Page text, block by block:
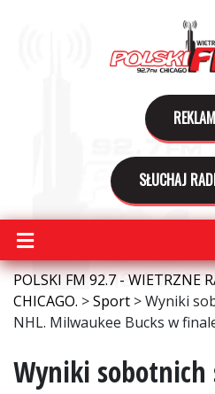
SŁUCHAJ
POLSKI FM 92.7 - WIETRZNE
CHICAGO. >Sport >Wyniki
NHL. Milwaukee Bucks w
Wyniki